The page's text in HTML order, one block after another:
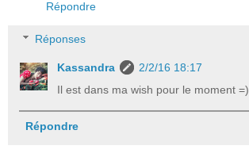
Répondre
Réponses
Kassandra
2/2/16 18:17
Il est dans ma wish pour le moment =)
Répondre